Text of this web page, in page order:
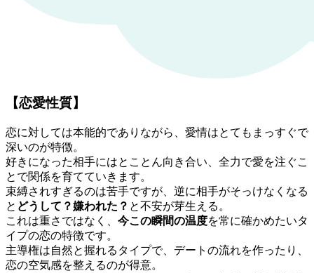
【恋愛性質】
恋に対しては本能的でありながら、愛情はとてもまっすぐで
深いのが特徴。
好きになった相手にはとことん向き合い、全力で愛を注ぐこ
とで関係を育てていきます。
束縛されすぎるのは苦手ですが、逆に相手がそっけなくなる
と どうして？嫌われた？ と不安が芽生える。
これは重さではなく、 今この瞬間の温度を常に確かめたいタ
イプの恋の特徴です。
主導権は自然と握れるタイプで、デートの流れを作ったり、
恋の空気感を整えるのが得意。